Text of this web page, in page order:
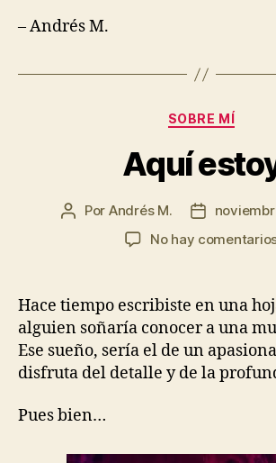
– Andrés M.
Categorías
SOBRE MÍ
Aquí
Autor
Por Andrés M.
Fecha
No hay
Hace tiempo escribiste en una
alguien soñaría conocer a una
Ese sueño, sería el de un
disfruta del detalle y de la
Pues bien…